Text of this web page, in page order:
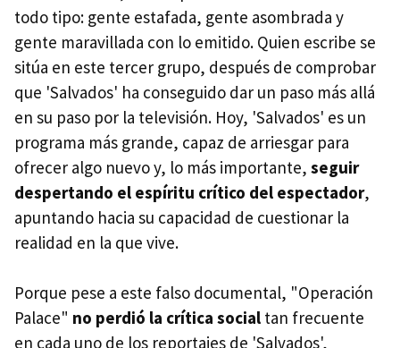
todo tipo: gente estafada, gente asombrada y
gente maravillada con lo emitido. Quien escribe se
sitúa en este tercer grupo, después de comprobar
que 'Salvados' ha conseguido dar un paso más allá
en su paso por la televisión. Hoy, 'Salvados' es un
programa más grande, capaz de arriesgar para
ofrecer algo nuevo y, lo más importante, seguir
despertando el espíritu crítico del espectador,
apuntando hacia su capacidad de cuestionar la
realidad en la que vive.
Porque pese a este falso documental, "Operación
Palace" no perdió la crítica social tan frecuente
en cada uno de los reportajes de 'Salvados',